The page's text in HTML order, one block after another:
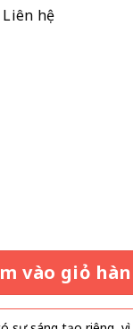
Liên hệ
vào giỏ